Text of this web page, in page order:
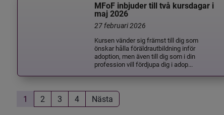
MFoF inbjuder till två kursdagar i
maj 2026
27 februari 2026
Kursen vänder sig främst till dig som
önskar hålla föräldrautbildning inför
adoption, men även till dig som i din
profession vill fördjupa dig i adop...
1 2 3 4 Nästa